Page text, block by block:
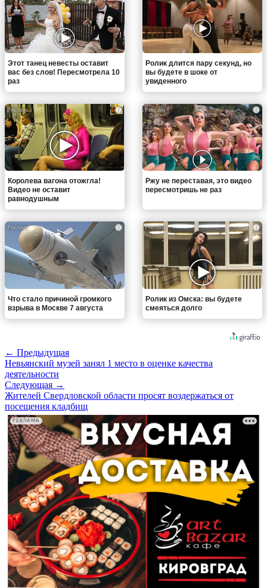
Этот танец невесты оставит
вас без слов! Пересмотрела 10
раз
Ролик длится пару секунд, но
вы будете в шоке от
увиденного
i
Королева вагона отожгла!
Видео не оставит
равнодушным
i
Ржу не переставая, это видео
пересмотришь не раз
i
Что стало причиной громкого
взрыва в Москве 7 августа
i
Ролик из Омска: вы будете
смеяться долго
← Предыдущая
Невьянский музей занял 1 место в оценке качества
деятельности
Следующая →
Жителей Свердловской области просят воздержаться от
посещения кладбищ
РЕКЛАМА